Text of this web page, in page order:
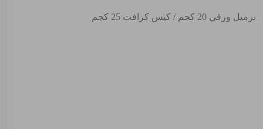
برميل ورقي 20 كجم / كيس كرافت 25 كجم